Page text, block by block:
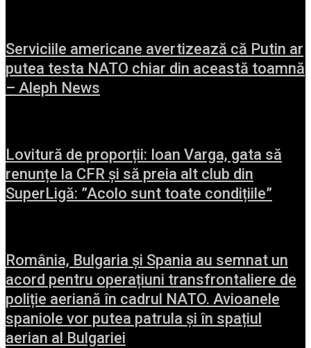
Serviciile americane avertizează că Putin ar
putea testa NATO chiar din această toamnă
– Aleph News
Lovitură de proporții: Ioan Varga, gata să
renunțe la CFR și să preia alt club din
SuperLigă: ”Acolo sunt toate condițiile”
România, Bulgaria și Spania au semnat un
acord pentru operațiuni transfrontaliere de
poliție aeriană în cadrul NATO. Avioanele
spaniole vor putea patrula și în spațiul
aerian al Bulgariei